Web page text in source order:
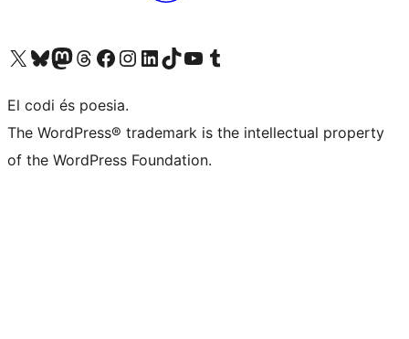
Visiteu el nostre compte X (abans Twitter)
Visiteu el nostre compte de Bluesky
Visiteu el nostre compte al Mastodon
Visiteu el nostre compte de Threads
Visiteu la nostra pàgina al Facebook
Visiteu el nostre compte d'Instagram
Visiteu el nostre compte de LinkedIn
Visiteu el nostre compte de TikTok
Visiteu el nostre canal al YouTube
Visiteu el nostre compte de Tumblr
El codi és poesia.
The WordPress® trademark is the intellectual property
of the WordPress Foundation.